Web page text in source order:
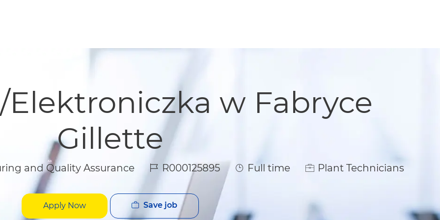
w Fabryce
Gillette
and Quality Assurance Job Id
R000125895 Job Type
Full time Plant Technicians
Apply Now Save job